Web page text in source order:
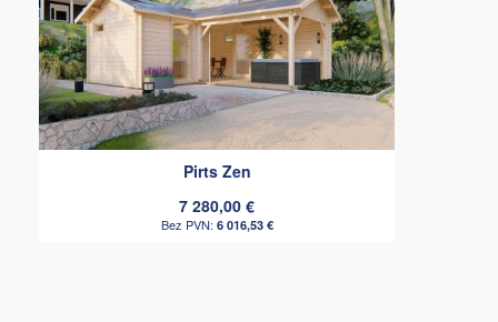
Pirts Zen
7 280,00 €
6 016,53 €